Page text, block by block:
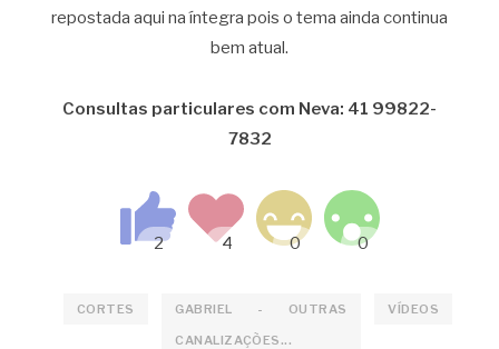
repostada aqui na íntegra pois o tema ainda continua
bem atual.
Consultas particulares com Neva: 41 99822-
7832
CORTES
GABRIEL - OUTRAS
CANALIZAÇÕES...
VÍDEOS